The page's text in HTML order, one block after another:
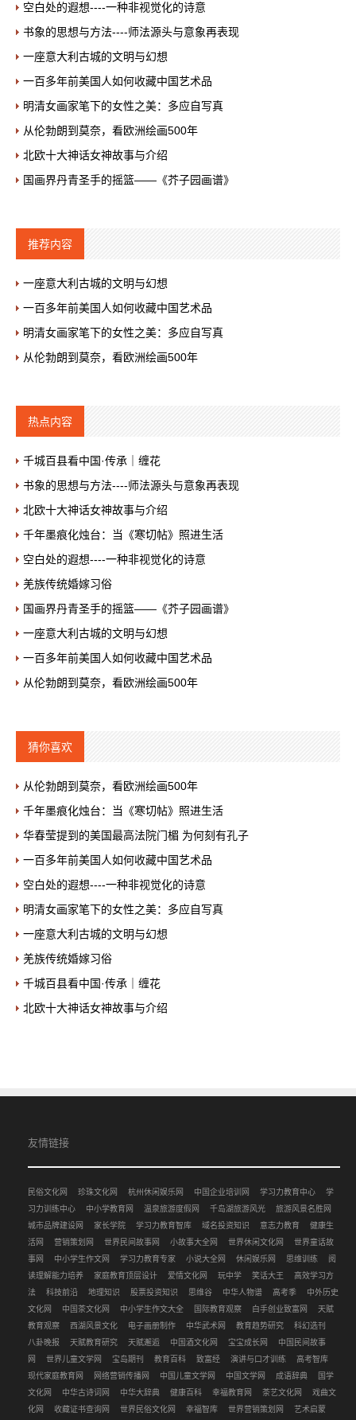
空白处的遐想----一种非视觉化的诗意
书象的思想与方法----师法源头与意象再表现
一座意大利古城的文明与幻想
一百多年前美国人如何收藏中国艺术品
明清女画家笔下的女性之美：多应自写真
从伦勃朗到莫奈，看欧洲绘画500年
北欧十大神话女神故事与介绍
国画界丹青圣手的摇篮——《芥子园画谱》
推荐内容
一座意大利古城的文明与幻想
一百多年前美国人如何收藏中国艺术品
明清女画家笔下的女性之美：多应自写真
从伦勃朗到莫奈，看欧洲绘画500年
热点内容
千城百县看中国·传承｜缠花
书象的思想与方法----师法源头与意象再表现
北欧十大神话女神故事与介绍
千年墨痕化烛台：当《寒切帖》照进生活
空白处的遐想----一种非视觉化的诗意
羌族传统婚嫁习俗
国画界丹青圣手的摇篮——《芥子园画谱》
一座意大利古城的文明与幻想
一百多年前美国人如何收藏中国艺术品
从伦勃朗到莫奈，看欧洲绘画500年
猜你喜欢
从伦勃朗到莫奈，看欧洲绘画500年
千年墨痕化烛台：当《寒切帖》照进生活
华春莹提到的美国最高法院门楣 为何刻有孔子
一百多年前美国人如何收藏中国艺术品
空白处的遐想----一种非视觉化的诗意
明清女画家笔下的女性之美：多应自写真
一座意大利古城的文明与幻想
羌族传统婚嫁习俗
千城百县看中国·传承｜缠花
北欧十大神话女神故事与介绍
友情链接
民俗文化网 珍珠文化网 杭州休闲娱乐网 中国企业培训网 学习力教育中心
学
习力训练中心
中小学教育网 温泉旅游度假网 千岛湖旅游风光
旅游风景名胜网
城市品牌建设网
家长学院 学习力教育智库 域名投资知识 意志力教育
健康生
活网
营销策划网 世界民间故事网 小故事大全网 世界休闲文化网
世界童话故
事网
中小学生作文网 学习力教育专家 小说大全网 休闲娱乐网 思维训练
阅
读理解能力培养
家庭教育顶层设计 爱情文化网 玩中学 笑话大王
高效学习方
法
科技前沿 地理知识 股票投资知识 思维谷 中华人物谱 高考季
中外历史
文化网
中国茶文化网 中小学生作文大全 国际教育观察 白手创业致富网
天赋
教育观察
西湖风景文化 电子画册制作 中华武术网 教育趋势研究
科幻选刊
八卦晚报
天赋教育研究 天赋邂逅 中国酒文化网 宝宝成长网
中国民间故事
网
世界儿童文学网 宝岛期刊 教育百科 致富经 演讲与口才训练
高考智库
现代家庭教育网
网络营销传播网 中国儿童文学网 中国文学网 成语辞典
国学
文化网
中华古诗词网 中华大辞典 健康百科 幸福教育网 茶艺文化网
戏曲文
化网
收藏证书查询网 世界民俗文化网 幸福智库 世界营销策划网 艺术启蒙